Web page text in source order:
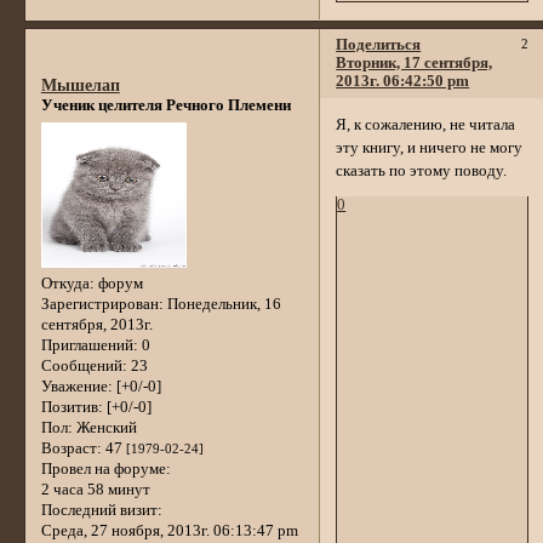
Поделиться 2
Вторник, 17 сентября,
2013г. 06:42:50 pm
Мышелап
Ученик целителя Речного Племени
Откуда: форум
Зарегистрирован: Понедельник, 16
сентября, 2013г.
Приглашений: 0
Сообщений: 23
Уважение: [+0/-0]
Позитив: [+0/-0]
Пол: Женский
Возраст: 47 [1979-02-24]
Провел на форуме:
2 часа 58 минут
Последний визит:
Среда, 27 ноября, 2013г. 06:13:47 pm
Я, к сожалению, не читала
эту книгу, и ничего не могу
сказать по этому поводу.
0